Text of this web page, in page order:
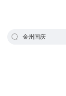
金州国庆